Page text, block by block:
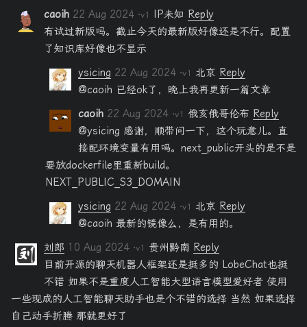
caoih 22 Aug 2024 ·v1 IP未知 Reply
有试过新版吗。截止今天的最新版好像还是不行。配置
了知识库好像也不显示
ysicing 22 Aug 2024 ·v1 北京 Reply
@caoih 已经ok了，晚上我再更新一篇文章
caoih 22 Aug 2024 ·v1 俄亥俄哥伦布 Reply
@ysicing 感谢，顺带问一下，这个玩意儿。直
接配环境变量有用吗。next_public开头的是不是
要放dockerfile里重新build。
NEXT_PUBLIC_S3_DOMAIN
ysicing 22 Aug 2024 ·v1 北京 Reply
@caoih 最新的镜像么，是有用的。
刘郎 10 Aug 2024 ·v1 贵州黔南 Reply
目前开源的聊天机器人框架还是挺多的 LobeChat也挺
不错 如果不是重度人工智能大型语言模型爱好者 使用
一些现成的人工智能聊天助手也是个不错的选择 当然 如果选择
自己动手折腾 那就更好了